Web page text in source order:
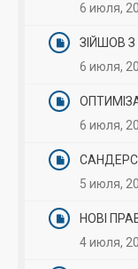
6 июля,
ЗІЙШОВ
6 июля,
6 июля,
5 июля,
НОВІ
4 июля,